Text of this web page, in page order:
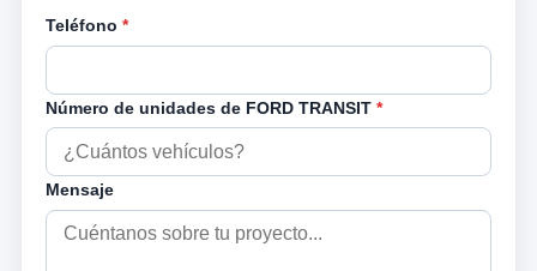
Teléfono *
Número de unidades de FORD TRANSIT *
Mensaje